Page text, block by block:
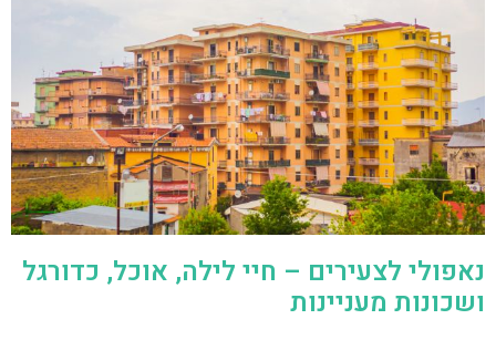
נאפולי לצעירים – חיי לילה, אוכל, כדורגל
ושכונות מעניינות